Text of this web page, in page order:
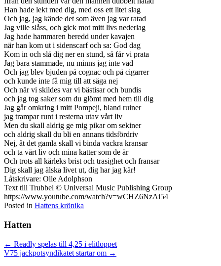
Han hade lekt med dig, med oss ett litet slag
Och jag, jag kände det som även jag var ratad
Jag ville slåss, och gick mot mitt livs nederlag
Jag hade hammaren beredd under kavajen
när han kom ut i sidenscarf och sa: God dag
Kom in och slå dig ner en stund, så får vi prata
Jag bara stammade, nu minns jag inte vad
Och jag blev bjuden på cognac och på cigarrer
och kunde inte få mig till att säga nej
Och när vi skildes var vi bästisar och bundis
och jag tog saker som du glömt med hem till dig
Jag går omkring i mitt Pompeji, bland ruiner
jag trampar runt i resterna utav vårt liv
Men du skall aldrig ge mig pikar om sekiner
och aldrig skall du bli en annans tidsfördriv
Nej, åt det gamla skall vi binda vackra kransar
och ta vårt liv och mina katter som de är
Och trots all kärleks brist och trasighet och fransar
Dig skall jag älska livet ut, dig har jag kär!
Låtskrivare: Olle Adolphson
Text till Trubbel © Universal Music Publishing Group
https://www.youtube.com/watch?v=wCHZ6NzAi54
Posted in Hattens krönika
Hatten
Posts
navigation
← Readly spelas till 4,25 i elitloppet
V75 jackpotsyndikatet startar om →